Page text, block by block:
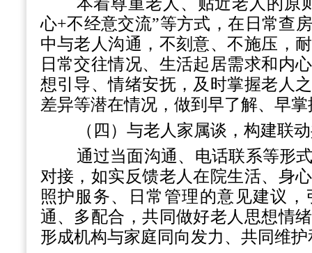
心+不经意交流”等方式，在日常查
中与老人沟通，不刻意、不施压，
日常交往情况、生活起居需求和内
想引导、情绪安抚，及时掌握老人
差异等潜在情况，做到早了解、早
（四）与老人家属谈，构建联
通过当面沟通、电话联系等形
对接，如实反馈老人在院生活、身
照护服务、日常管理的意见建议
通、多配合，共同做好老人思想情
形成机构与家庭同向发力、共同维